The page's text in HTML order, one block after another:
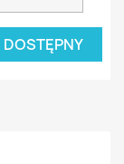
DOSTĘPNY